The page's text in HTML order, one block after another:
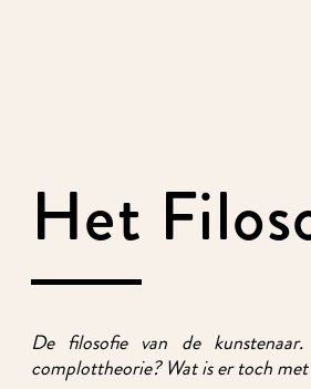
Het
De filosofie van de
complottheorie? Wat is er toch met